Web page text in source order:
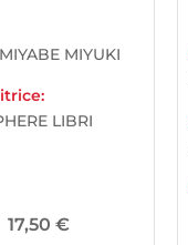
MIYUKI
LIBRI
17,50€